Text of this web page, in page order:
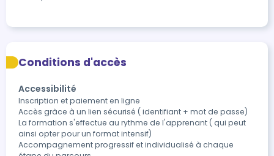
Conditions d'accès
Accessibilité
Inscription et paiement en ligne
Accès grâce à un lien sécurisé ( identifiant + mot de passe)
La formation s'effectue au rythme de l'apprenant ( qui peut
ainsi opter pour un format intensif)
Accompagnement progressif et individualisé à chaque